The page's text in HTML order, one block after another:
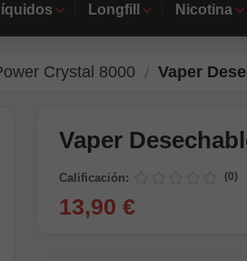
Longfill Nicotina
Crystal 8000 Vaper
Vaper
Calificación: (0)
13,90 €